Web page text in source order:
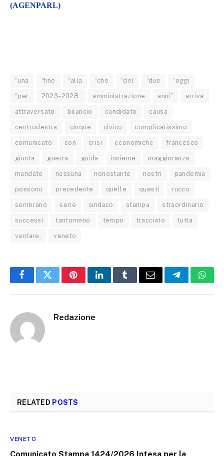
(AGENPARL)
“una ‘fine “alla “che “del “due “oggi
“per 2023-2028. amministrazione anni” arriva
attraversato bilancio candidato causa
centrodestra cinque civico complicatissimo
comunicato con crisi economiche francesco
giunta guerra guida insieme maggioranza
mandato nessuna nonostante nostri pandemia
possono precedente quelle questi rucco
sembrano serie sindaco stampa straordinario
successi tantomeno tempo tracciato tutta
vantare, veneto
FacebookTwitterPinterestLinkedInTumblrEmail Telegram
Redazione
RELATED POSTS
VENETO